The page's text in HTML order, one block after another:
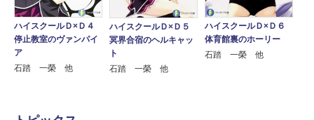
ハイスクールＤ×Ｄ４
停止教室のヴァンパイ
ア
石踏 一榮 他
ハイスクールＤ×Ｄ５
冥界合宿のヘルキャッ
ト
石踏 一榮 他
ハイスクールＤ×Ｄ６
体育館裏のホーリー
石踏 一榮 他